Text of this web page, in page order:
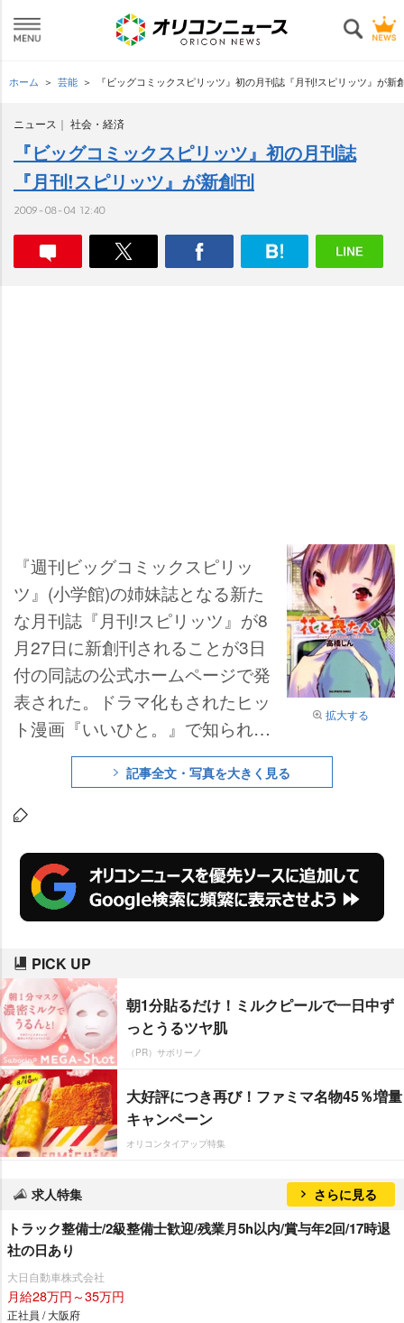
ホーム 芸能 『ビッグコミックスピリッツ』初の月刊誌『月刊!スピリッツ』が新
ニュース 社会・経済
『ビッグコミックスピリッツ』初の月刊誌
『月刊!スピリッツ』が新創刊
2009-08-04 12:40
拡大する
『週刊ビッグコミックスピリッ
ツ』(小学館)の姉妹誌となる新た
な月刊誌『月刊!スピリッツ』が8
月27日に新創刊されることが3日
付の同誌の公式ホームページで発
表された。ドラマ化もされたヒッ
ト漫画『いいひと。』で知られる
高橋しん氏が現在『スピリッツ』
で連載している『花と奥たん』の
前日譚を描く『花と奥たん エピソ
玉』で知られる北崎拓氏の新作
『逆襲のオレ×ヨメ』などが掲載
され、トータルは600ページを超
雑誌となる。
記事全文・写真を大きく見る
PICK UP
朝1分貼るだけ！ミルクピールで一日中ず
っとうるツヤ肌
（PR）サボリーノ
大好評につき再び！ファミマ名物45％増量
キャンペーン
オリコンタイアップ特集
求人特集 さらに見る
トラック整備士/2級整備士歓迎/残業月5h以内/賞与年2回/17時退
社の日あり
大日自動車株式会社
月給28万円～35万円
正社員 / 大阪府